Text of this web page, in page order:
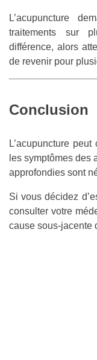
L’acupuncture
traitements sur
différence, alors
de revenir pour
Conclusion
L’acupuncture
les symptômes des
approfondies sont
Si vous décidez
consulter votre
cause sous-jacente